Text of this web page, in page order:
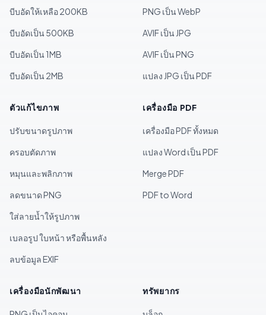
บีบอัดให้เหลือ 200KB
บีบอัดเป็น 500KB
บีบอัดเป็น 1MB
บีบอัดเป็น 2MB
PNG เป็น WebP
AVIF เป็น JPG
AVIF เป็น PNG
แปลง JPG เป็น PDF
ตัวแก้ไขภาพ
ปรับขนาดรูปภาพ
ครอบตัดภาพ
หมุนและพลิกภาพ
ลดขนาด PNG
ใส่ลายน้ำให้รูปภาพ
เบลอรูป ใบหน้า หรือพื้นหลัง
ลบข้อมูล EXIF
เครื่องมือ PDF
เครื่องมือ PDF ทั้งหมด
แปลง Word เป็น PDF
Merge PDF
PDF to Word
เครื่องมือนักพัฒนา ทรัพยากร